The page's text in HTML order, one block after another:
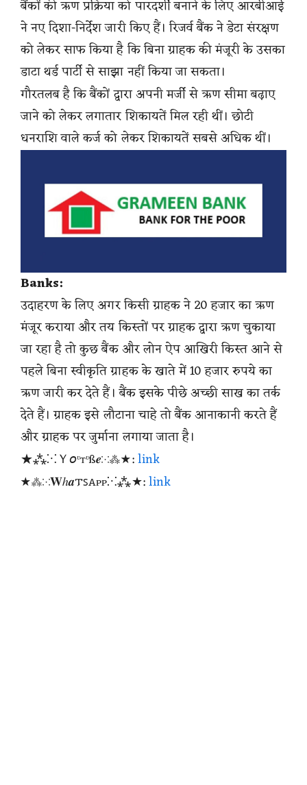
बैंकों की ऋण प्रक्रिया को पारदर्शी बनाने के लिए आरबीआई
ने नए दिशा-निर्देश जारी किए हैं। रिजर्व बैंक ने डेटा संरक्षण
को लेकर साफ किया है कि बिना ग्राहक की मंजूरी के उसका
डाटा थर्ड पार्टी से साझा नहीं किया जा सकता।
गौरतलब है कि बैंकों द्वारा अपनी मर्जी से ऋण सीमा बढ़ाए
जाने को लेकर लगातार शिकायतें मिल रही थीं। छोटी
धनराशि वाले कर्ज को लेकर शिकायतें सबसे अधिक थीं।
Banks:
उदाहरण के लिए अगर किसी ग्राहक ने 20 हजार का ऋण
मंजूर कराया और तय किस्तों पर ग्राहक द्वारा ऋण चुकाया
जा रहा है तो कुछ बैंक और लोन ऐप आखिरी किस्त आने से
पहले बिना स्वीकृति ग्राहक के खाते में 10 हजार रुपये का
ऋण जारी कर देते हैं। बैंक इसके पीछे अच्छी साख का तर्क
देते हैं। ग्राहक इसे लौटाना चाहे तो बैंक आनाकानी करते हैं
और ग्राहक पर जुर्माना लगाया जाता है।
★⁂⁙Ｙ𝘰ᶹтᶹß𝒆⁙⁂★:link
★⁂⁙𝐖ℎ𝒂𐍄ꜱꭺᴩᴩ⁙⁂★:link